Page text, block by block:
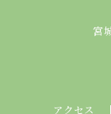
宮
アクセス